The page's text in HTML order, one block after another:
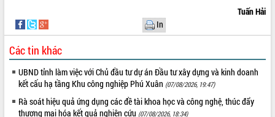
Đoàn đại biểu Quốc hội tỉnh Đắk Lắk
trao đổi thông tin trước Kỳ họp thứ
nhất, Quốc hội khóa XVI
Quyết liệt cải cách hành chính, khơi
thông nguồn lực phát triển
Nâng cao hiệu lực, hiệu quả HĐND
tỉnh thông qua hiện đại hóa hành chính
Tuấn Hải
In
Các tin khác
UBND tỉnh làm việc với Chủ đầu tư dự án Đầu tư xây dựng và kinh doanh
kết cấu hạ tầng Khu công nghiệp Phú Xuân (07/08/2026, 19:47)
Rà soát hiệu quả ứng dụng các đề tài khoa học và công nghệ, thúc đẩy
thương mại hóa kết quả nghiên cứu (07/08/2026, 18:34)